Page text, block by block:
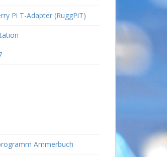
Pi T-Adapter (RuggPiT)
Ammerbuch